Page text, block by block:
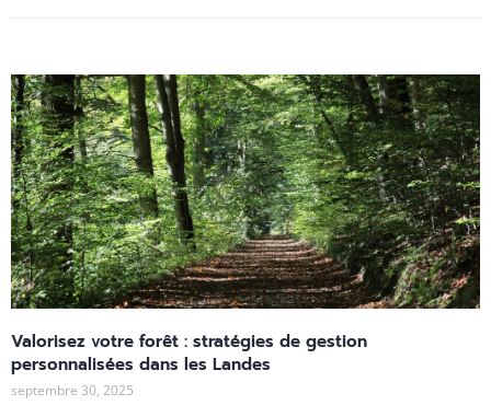
Valorisez votre forêt : stratégies de gestion
personnalisées dans les Landes
septembre 30, 2025